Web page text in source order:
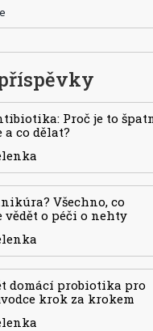
Proč je to
a co dělat?
Všechno, co
vědět o péči o nehty
domácí probiotika pro
krok za krokem